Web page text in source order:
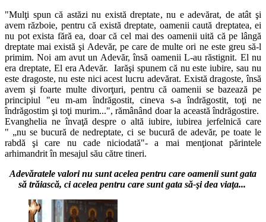
"Mulţi spun că astăzi nu există dreptate, nu e adevărat, de atât şi
avem războie, pentru că există dreptate, oamenii caută dreptatea, ei
nu pot exista fără ea, doar că cel mai des oamenii uită că pe lângă
dreptate mai există şi Adevăr, pe care de multe ori ne este greu să-l
primim. Noi am avut un Adevăr, însă oamenii L-au răstignit. El nu
era dreptate, El era Adevăr. Iarăşi spunem că nu este iubire, sau nu
este dragoste, nu este nici acest lucru adevărat. Există dragoste, însă
avem şi foarte multe divorţuri, pentru că oamenii se bazează pe
principiul "eu m-am îndrăgostit, cineva s-a îndrăgostit, toţi ne
îndrăgostim şi toţi murim...", rămânând doar la această îndrăgostire.
Evanghelia ne învaţă despre o altă iubire, iubirea jerfelnică care
" „nu se bucură de nedreptate, ci se bucură de adevăr, pe toate le
rabdă şi care nu cade niciodată"- a mai menţionat părintele
arhimandrit în mesajul său către tineri.
Adevăratele valori nu sunt acelea pentru care oamenii sunt gata
să trăiască, ci acelea pentru care sunt gata să-şi dea viaţa...